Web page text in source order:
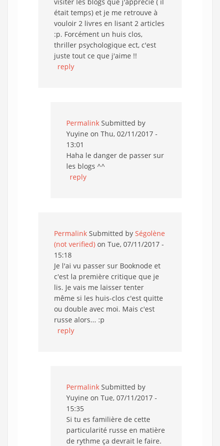
était temps) et je me retrouve à
vouloir 2 livres en lisant 2 articles
:p. Forcément un huis clos,
thriller psychologique ect, c'est
juste tout ce que j'aime !!
reply
Permalink Submitted by
Yuyine on Thu, 02/11/2017 -
13:01
Haha le danger de passer sur
les blogs ^^
reply
Permalink Submitted by Ségolène
(not verified) on Tue, 07/11/2017 -
15:18
Je l'ai vu passer sur Booknode et
c'est la première critique que je
lis. Je vais me laisser tenter
même si les huis-clos c'est quitte
ou double avec moi. Mais c'est
russe alors... :p
reply
Permalink Submitted by
Yuyine on Tue, 07/11/2017 -
15:35
Si tu es familière de cette
particularité russe en matière
de rythme ça devrait le faire.